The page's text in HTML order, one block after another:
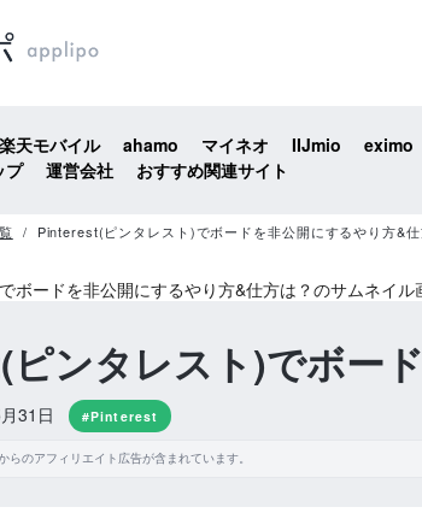
楽天モバイル ahamo マイネオ IIJmio eximo
プ 運営会社 おすすめ関連サイト
Pinterest(ピンタレスト)でボードを非公開にするやり方&仕
ンタレスト)でボー
31日 #Pinterest
らのアフィリエイト広告が含まれています。